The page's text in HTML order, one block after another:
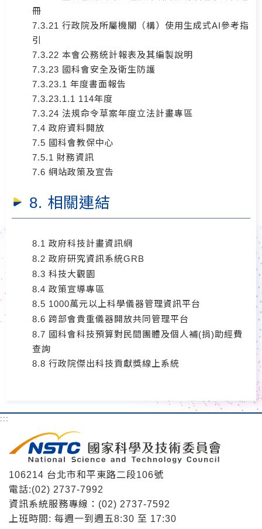
冊
7.3.21 行政院及所屬機關（構）使用生成式AI參考指
引
7.3.22 本會公務統計報表及其編製說明
7.3.23 國科會安全及衛生防護
7.3.23.1 年度書面報告
7.3.23.1.1 114年度
7.3.24 法規命令草案年度立法計畫專區
7.4 政府資料開放
7.5 國科會教保中心
7.5.1 財務資訊
7.6 網站政策及宣告
8. 相關連結
8.1 政府科技計畫資訊網
8.2 政府研究資訊系統GRB
8.3 科技大觀園
8.4 政策宣導專區
8.5 1000萬元以上科學儀器管理資訊平台
8.6 跨部會貴重儀器開放共同管理平台
8.7 國科會科技預算對民間團體及個人補(捐)助經費
查詢
8.8 行政院傑出科技貢獻獎線上系統
:::
106214 台北市和平東路二段106號
電話:(02) 2737-7992
資訊系統服務專線：(02) 2737-7592
上班時間: 每週一到週五8:30 至 17:30